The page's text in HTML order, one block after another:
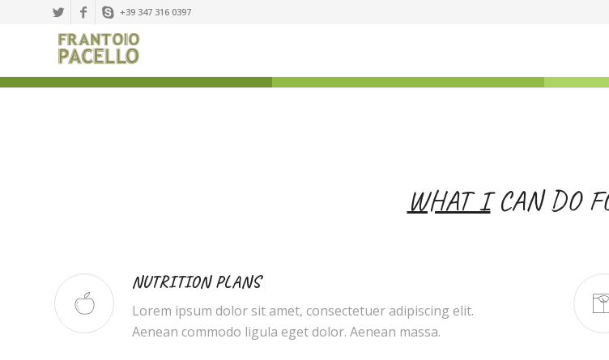
+39 347 316 0397
WHAT ICAN DO
NUTRITION PLANS
Lorem ipsum dolor sit amet, consectetuer adipiscing elit.
Aenean commodo ligula eget dolor. Aenean massa.